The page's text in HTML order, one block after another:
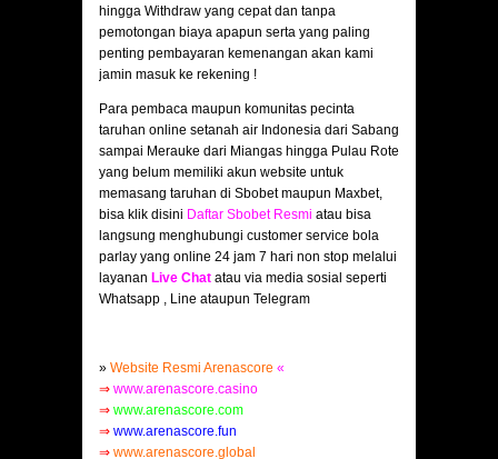
hingga Withdraw yang cepat dan tanpa
pemotongan biaya apapun serta yang paling
penting pembayaran kemenangan akan kami
jamin masuk ke rekening !
Para pembaca maupun komunitas pecinta
taruhan online setanah air Indonesia dari Sabang
sampai Merauke dari Miangas hingga Pulau Rote
yang belum memiliki akun website untuk
memasang taruhan di Sbobet maupun Maxbet,
bisa klik disini Daftar Sbobet Resmi atau bisa
langsung menghubungi customer service bola
parlay yang online 24 jam 7 hari non stop melalui
layanan Live Chat atau via media sosial seperti
Whatsapp , Line ataupun Telegram
» Website Resmi Arenascore «
⇒ www.arenascore.casino
⇒ www.arenascore.com
⇒ www.arenascore.fun
⇒ www.arenascore.global